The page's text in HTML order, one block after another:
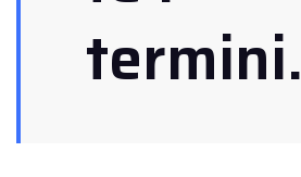
termini.